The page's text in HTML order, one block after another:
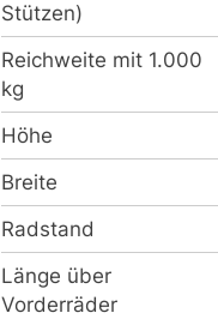
Stützen)
Reichweite mit 1.000
kg
Höhe
Breite
Radstand
Länge über
Vorderräder